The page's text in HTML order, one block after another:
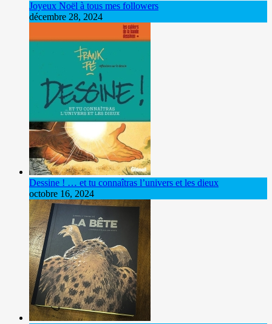
Joyeux Noël à tous mes followers
décembre 28, 2024
Dessine ! … et tu connaîtras l’univers et les dieux
octobre 16, 2024